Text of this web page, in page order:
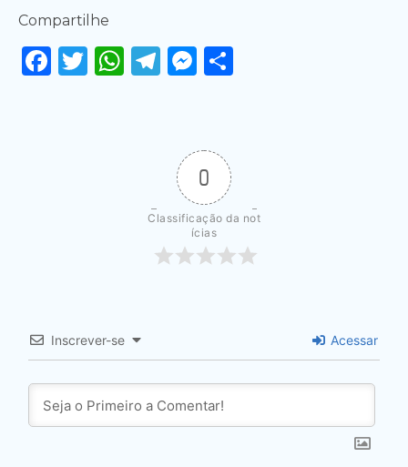
Compartilhe
Facebook
Twitter
WhatsApp
Telegram
Messenger
0
Classificação da not
ícias
Inscrever-se Acessar